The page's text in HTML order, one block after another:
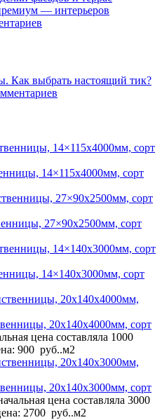
— интерьеров
Как выбрать настоящий тик?
14×115x4000мм, сорт
27×90x2500мм, сорт
14×140x3000мм, сорт
20x140x4000мм, сорт
цена составляла 1000
900 руб..м2
20x140x3000мм, сорт
цена составляла 3000
2700 руб..м2